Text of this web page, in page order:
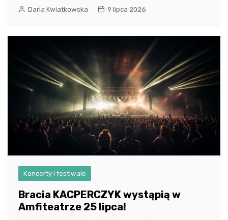
Daria Kwiatkowska 9 lipca 2026
Koncerty i festiwale
Bracia KACPERCZYK wystąpią w
Amfiteatrze 25 lipca!